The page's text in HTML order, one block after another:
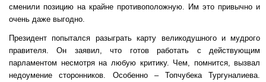
сменили позицию на крайне противоположную. Им это привычно и
очень даже выгодно.
Президент попытался разыграть карту великодушного и мудрого
правителя. Он заявил, что готов работать с действующим
парламентом несмотря на любую критику. Чем, помнится, вызвал
недоумение сторонников. Особенно – Топчубека Тургуналиева.